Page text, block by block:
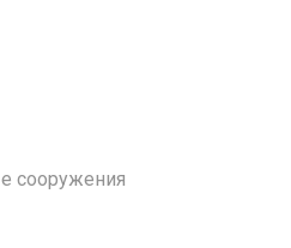
сооружения